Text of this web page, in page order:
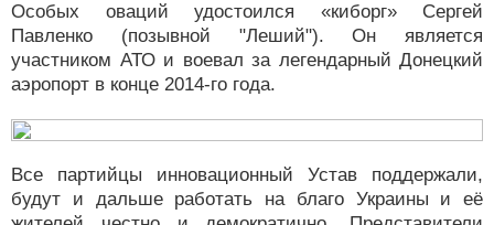
Особых оваций удостоился «киборг» Сергей
Павленко (позывной "Леший"). Он является
участником АТО и воевал за легендарный Донецкий
аэропорт в конце 2014-го года.
Все партийцы инновационный Устав поддержали,
будут и дальше работать на благо Украины и её